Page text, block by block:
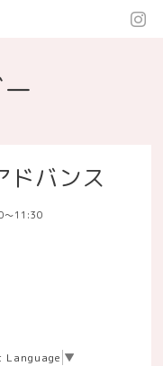
ドバンス
11:30
Language ▼